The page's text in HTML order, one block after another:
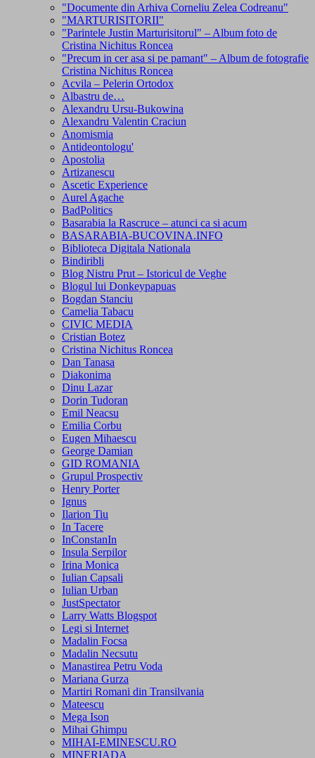
"Documente din Arhiva Corneliu Zelea Codreanu"
"MARTURISITORII"
"Parintele Justin Marturisitorul" – Album foto de
Cristina Nichitus Roncea
"Precum in cer asa si pe pamant" – Album de fotografie
Cristina Nichitus Roncea
Acvila – Pelerin Ortodox
Albastru de…
Alexandru Ursu-Bukowina
Alexandru Valentin Craciun
Anomismia
Antideontologu'
Apostolia
Artizanescu
Ascetic Experience
Aurel Agache
BadPolitics
Basarabia la Rascruce – atunci ca si acum
BASARABIA-BUCOVINA.INFO
Biblioteca Digitala Nationala
Bindiribli
Blog Nistru Prut – Istoricul de Veghe
Blogul lui Donkeypapuas
Bogdan Stanciu
Camelia Tabacu
CIVIC MEDIA
Cristian Botez
Cristina Nichitus Roncea
Dan Tanasa
Diakonima
Dinu Lazar
Dorin Tudoran
Emil Neacsu
Emilia Corbu
Eugen Mihaescu
George Damian
GID ROMANIA
Grupul Prospectiv
Henry Porter
Ignus
Ilarion Tiu
In Tacere
InConstanIn
Insula Serpilor
Irina Monica
Iulian Capsali
Iulian Urban
JustSpectator
Larry Watts Blogspot
Legi si Internet
Madalin Focsa
Madalin Necsutu
Manastirea Petru Voda
Mariana Gurza
Martiri Romani din Transilvania
Mateescu
Mega Ison
Mihai Ghimpu
MIHAI-EMINESCU.RO
MINERIADA